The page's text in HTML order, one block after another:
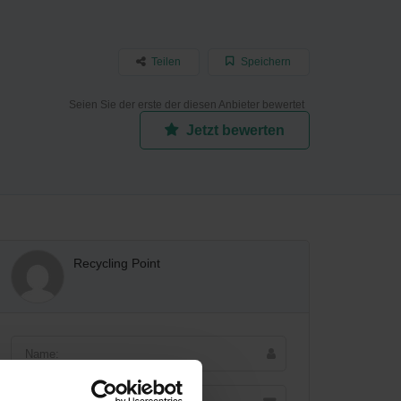
Speichern
Teilen
Seien Sie der erste der diesen Anbieter bewertet
Jetzt bewerten
Recycling Point